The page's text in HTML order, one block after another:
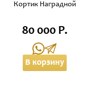
Кортик Наградной
80 000 Р.
В корзину